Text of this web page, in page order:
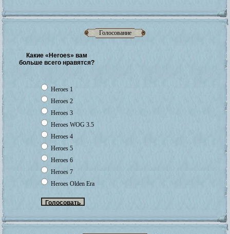
Голосование
Какие «Heroes» вам
больше всего нравятся?
Heroes 1
Heroes 2
Heroes 3
Heroes WOG 3.5
Heroes 4
Heroes 5
Heroes 6
Heroes 7
Heroes Olden Era